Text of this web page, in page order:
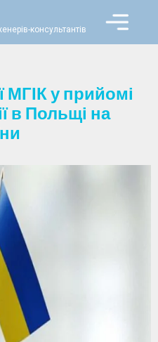
консультантів
МГІК у прийомі
в Польщі на